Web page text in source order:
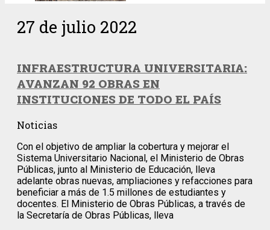
27 de julio 2022
INFRAESTRUCTURA UNIVERSITARIA:
AVANZAN 92 OBRAS EN
INSTITUCIONES DE TODO EL PAÍS
Noticias
Con el objetivo de ampliar la cobertura y mejorar el
Sistema Universitario Nacional, el Ministerio de Obras
Públicas, junto al Ministerio de Educación, lleva
adelante obras nuevas, ampliaciones y refacciones para
beneficiar a más de 1.5 millones de estudiantes y
docentes. El Ministerio de Obras Públicas, a través de
la Secretaría de Obras Públicas, lleva